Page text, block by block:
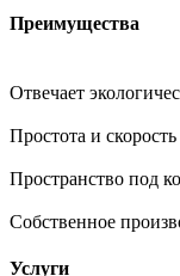
Преимущества
Отвечает
Простота и
Пространство под
Собственное
Услуги